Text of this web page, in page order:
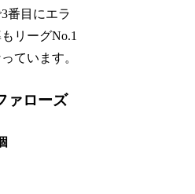
番目にエラ
リーグNo.1
ています。
ァローズ